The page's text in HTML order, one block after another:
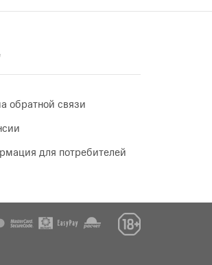
обратной связи
для потребителей